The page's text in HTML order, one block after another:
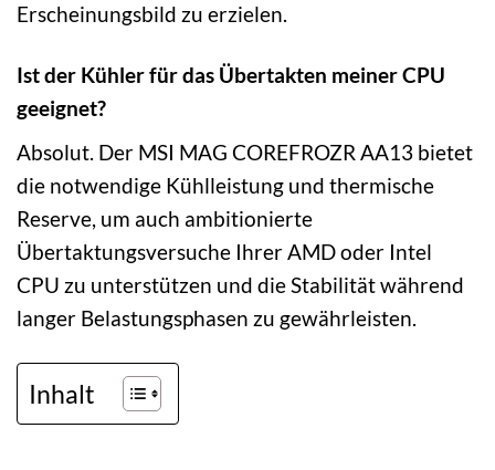
Erscheinungsbild zu erzielen.
Ist der Kühler für das Übertakten meiner CPU
geeignet?
Absolut. Der MSI MAG COREFROZR AA13 bietet
die notwendige Kühlleistung und thermische
Reserve, um auch ambitionierte
Übertaktungsversuche Ihrer AMD oder Intel
CPU zu unterstützen und die Stabilität während
langer Belastungsphasen zu gewährleisten.
Inhalt